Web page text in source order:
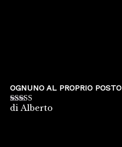
OGNUNO AL PROPRIO POSTO
Valutato5su
di Alberto